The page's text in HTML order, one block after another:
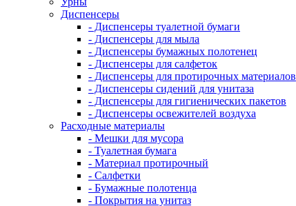
Диспенсеры
- Диспенсеры туалетной бумаги
- Диспенсеры для мыла
- Диспенсеры бумажных полотенец
- Диспенсеры для салфеток
- Диспенсеры для протирочных материалов
- Диспенсеры сидений для унитаза
- Диспенсеры для гигиенических пакетов
- Диспенсеры освежителей воздуха
Расходные материалы
- Мешки для мусора
- Туалетная бумага
- Материал протирочный
- Салфетки
- Бумажные полотенца
- Покрытия на унитаз